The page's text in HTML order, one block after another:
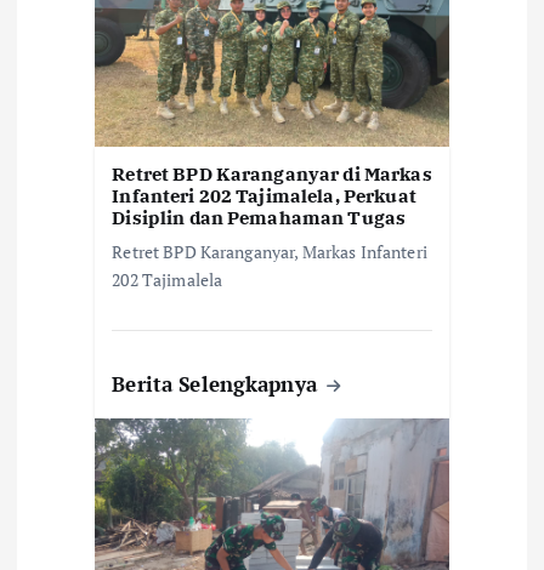
Retret BPD Karanganyar di Markas
Infanteri 202 Tajimalela, Perkuat
Disiplin dan Pemahaman Tugas
Retret BPD Karanganyar, Markas Infanteri
202 Tajimalela
Berita Selengkapnya